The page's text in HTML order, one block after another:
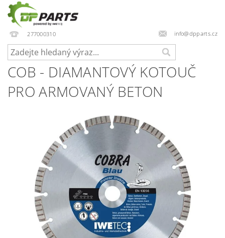
277000310 info@dpparts.cz
COB - DIAMANTOVÝ KOTOUČ
PRO ARMOVANÝ BETON